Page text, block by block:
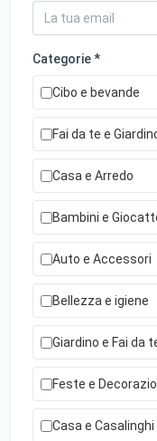
Categorie *
Cibo e bevande
Fai da te e
Casa e Arredo
Bambini e
Auto e Accessori
Bellezza e igiene
Giardino e Fai da
Feste e
Casa e Casalinghi